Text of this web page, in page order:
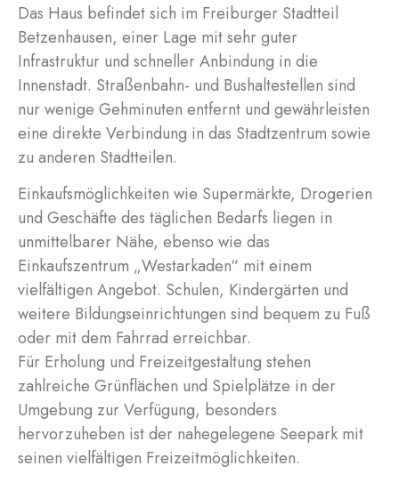
Das Haus befindet sich im Freiburger Stadtteil
Betzenhausen, einer Lage mit sehr guter
Infrastruktur und schneller Anbindung in die
Innenstadt. Straßenbahn- und Bushaltestellen sind
nur wenige Gehminuten entfernt und gewährleisten
eine direkte Verbindung in das Stadtzentrum sowie
zu anderen Stadtteilen.
Einkaufsmöglichkeiten wie Supermärkte, Drogerien
und Geschäfte des täglichen Bedarfs liegen in
unmittelbarer Nähe, ebenso wie das
Einkaufszentrum „Westarkaden“ mit einem
vielfältigen Angebot. Schulen, Kindergärten und
weitere Bildungseinrichtungen sind bequem zu Fuß
oder mit dem Fahrrad erreichbar.
Für Erholung und Freizeitgestaltung stehen
zahlreiche Grünflächen und Spielplätze in der
Umgebung zur Verfügung, besonders
hervorzuheben ist der nahegelegene Seepark mit
seinen vielfältigen Freizeitmöglichkeiten.